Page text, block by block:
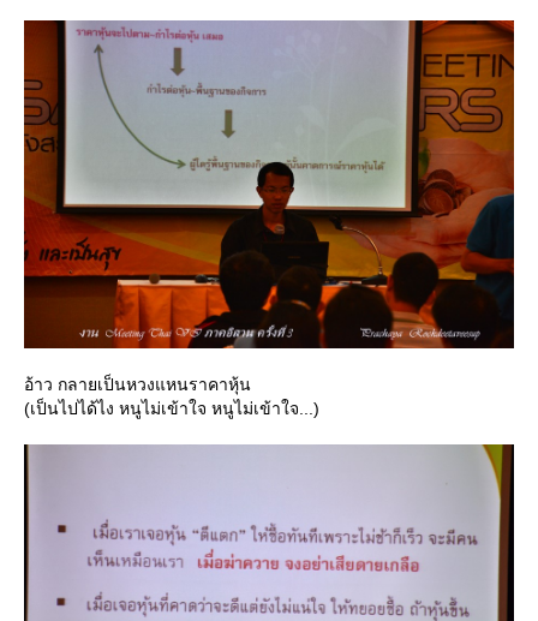
อ้าว กลายเป็นหวงแหนราคาหุ้น
(เป็นไปได้ไง หนูไม่เข้าใจ หนูไม่เข้าใจ...)